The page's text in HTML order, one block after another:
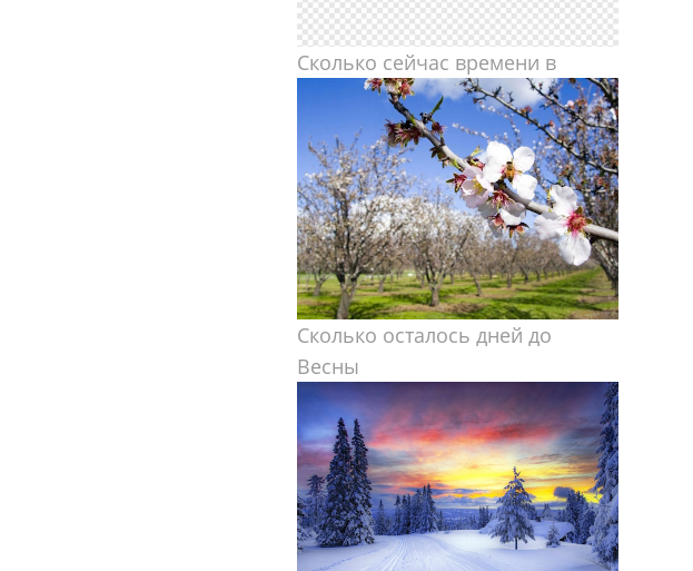
Сколько сейчас времени в
Сколько осталось дней до
Весны